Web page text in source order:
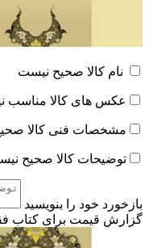
نام کالا صحیح نیست
عکس های کالا مناسب
مشخصات فنی کالا
توضیحات کالا صحیح
بازخورد خود را بنویسید
گزارش قیمت برای کتاب